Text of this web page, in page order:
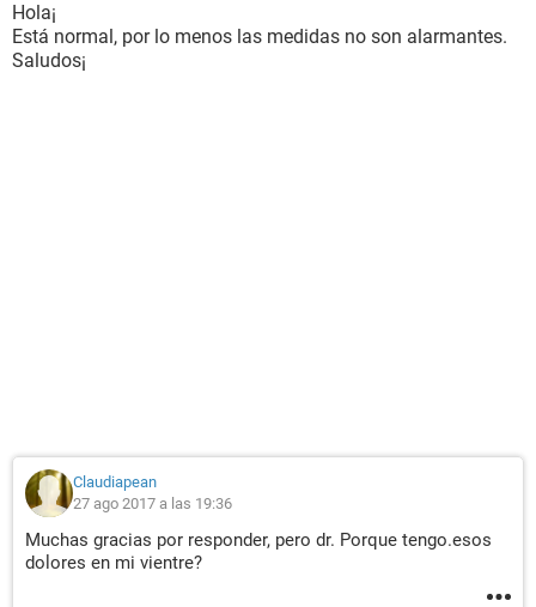
Hola¡
Está normal, por lo menos las medidas no son alarmantes.
Saludos¡
Claudiapean
27 ago 2017 a las 19:36
Muchas gracias por responder, pero dr. Porque tengo.esos
dolores en mi vientre?